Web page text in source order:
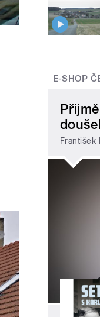
E-SHOP
František